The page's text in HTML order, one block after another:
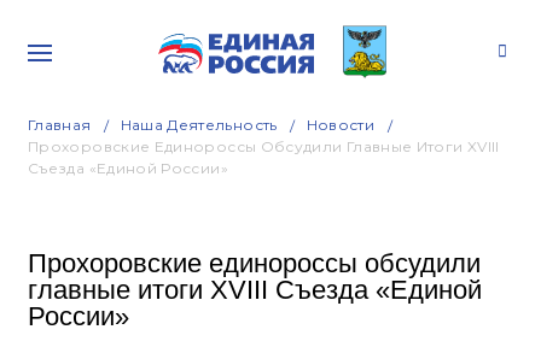
Главная Наша Деятельность
Новости
Прохоровские Единороссы Обсудили Главные Итоги XVIII
Съезда «Единой России»
Прохоровские единороссы обсудили
главные итоги XVIII Съезда «Единой
России»